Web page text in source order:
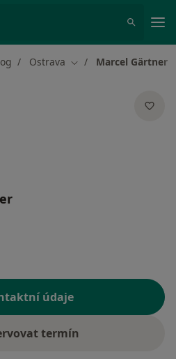
Ostrava Změna města
Marcel Gärtner
údaje
termín